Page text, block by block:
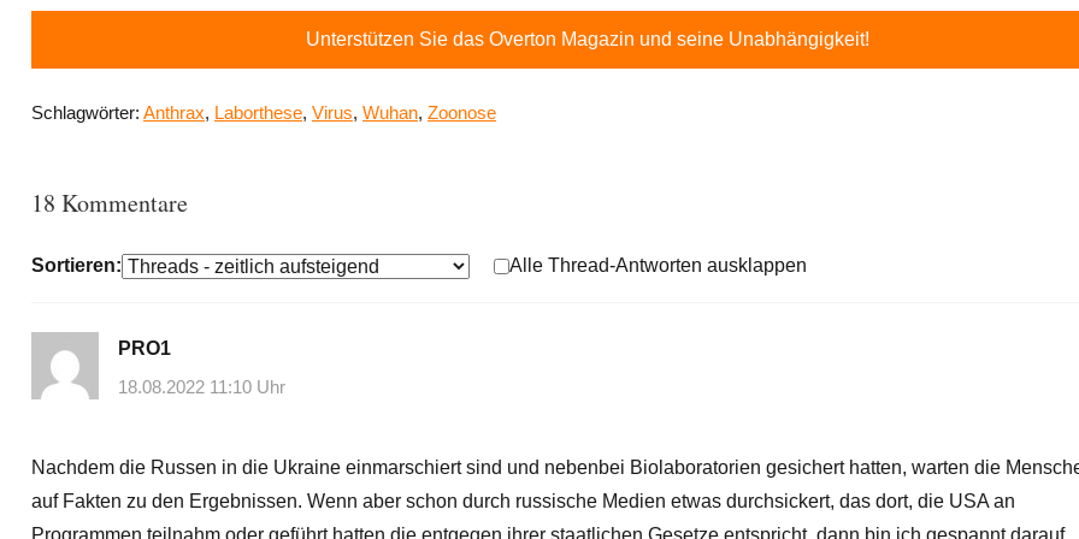
Unterstützen Sie das Overton Magazin und seine Unabhängigkeit!
Schlagwörter: Anthrax, Laborthese, Virus, Wuhan, Zoonose
18 Kommentare
Sortieren: Alle Thread-Antworten ausklappen
PRO1
18.08.2022 11:10 Uhr
Nachdem die Russen in die Ukraine einmarschiert sind und nebenbei Biolaboratorien gesichert hatten, warten die
auf Fakten zu den Ergebnissen. Wenn aber schon durch russische Medien etwas durchsickert, das dort, die USA an
Programmen teilnahm oder geführt hatten die entgegen ihrer staatlichen Gesetze entspricht, dann bin ich gespannt darauf.